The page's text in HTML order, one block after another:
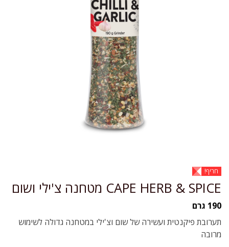
חריף!
CAPE HERB & SPICE מטחנה צ'ילי ושום
190 גרם
תערובת פיקנטית ועשירה של שום וצ'ילי במטחנה גדולה לשימוש
מרובה